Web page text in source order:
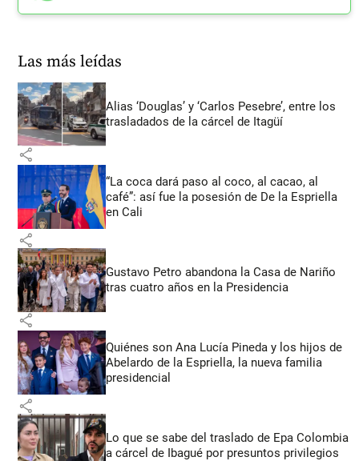
Las más leídas
Alias ‘Douglas’ y ‘Carlos Pesebre’, entre los
trasladados de la cárcel de Itagüí
share
“La coca dará paso al coco, al cacao, al
café”: así fue la posesión de De la Espriella
en Cali
share
Gustavo Petro abandona la Casa de Nariño
tras cuatro años en la Presidencia
share
Quiénes son Ana Lucía Pineda y los hijos de
Abelardo de la Espriella, la nueva familia
presidencial
share
Lo que se sabe del traslado de Epa Colombia
a cárcel de Ibagué por presuntos privilegios